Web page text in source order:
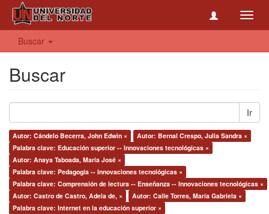
Buscar
Buscar
Ir
Autor: Cándelo Becerra, John Edwin ×
Autor: Bernal Crespo, Julia Sandra ×
Palabra clave: Educación superior -- Innovaciones tecnológicas ×
Autor: Anaya Taboada, María José ×
Palabra clave: Pedagogía -- Innovaciones tecnológicas ×
Palabra clave: Comprensión de lectura -- Enseñanza -- Innovaciones tecnológicas ×
Autor: Castro de Castro, Adela de, ×
Autor: Calle Torres, María Gabriela ×
Palabra clave: Internet en la educación superior ×